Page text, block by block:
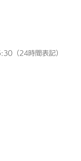
（24時間表記）